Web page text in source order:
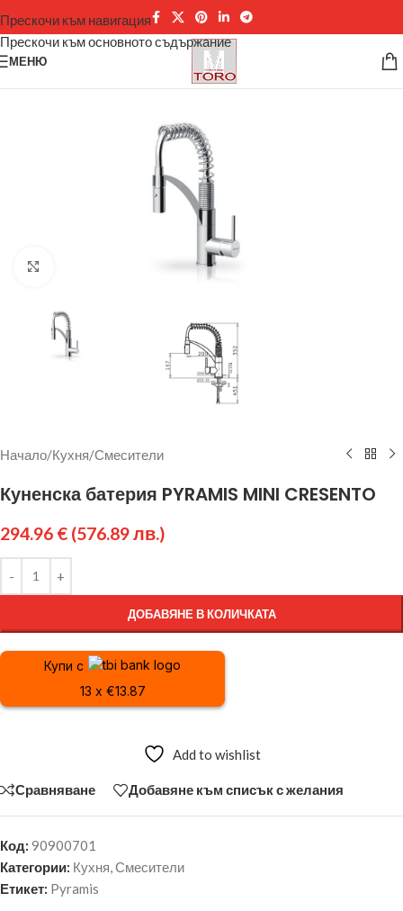
Прескочи към навигация
Прескочи към основното съдържание
МЕНЮ
Щракнете за уголемяване
Начало/Кухня/Смесители
Куненска батерия PYRAMIS MINI CRESENTO
294.96 € (576.89 лв.)
ДОБАВЯНЕ В КОЛИЧКАТА
Купи с
13 x €13.87
Add to wishlist
Сравняване Добавяне към списък с желания
Код: 90900701
Категории: Кухня,Смесители
Етикет: Pyramis